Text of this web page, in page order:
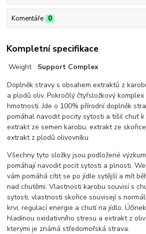
Komentáře 0
Kompletní specifikace
Weight
Support Complex
Doplněk stravy s obsahem extraktů z
a plodů oliv. Pokročilý čtyřsložkový
hmotnosti. Jde o 100% přírodní doplněk
pomáhal navodit pocity sytosti a tišil chuť k
extrakt ze semen karobu, extrakt ze
extrakt z plodů olivovníku
Všechny tyto složky jsou podložené
pomáhají navodit pocit sytosti a plnosti.
vám pomáhá cítit se po jídle sytější a mít
nad chutěmi. Vlastnosti karobu souvisí s
sytosti, vlastnosti skořice souvisejí s
krvi, regulací energie a chutí na jídlo.
hladinou oxidativního stresu a extrakt z
kterými je známá středomořská strava.